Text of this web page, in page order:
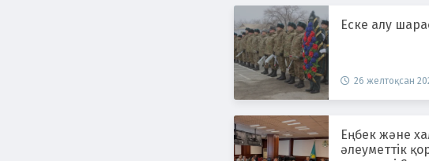
Еске алу
26 желтоқсан
Еңбек және
әлеуметтік